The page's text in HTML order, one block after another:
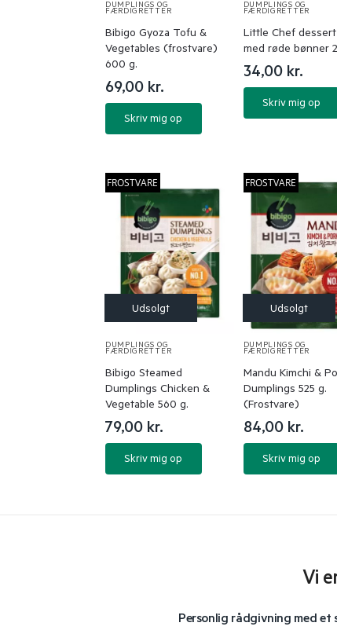
DUMPLINGS OG
FÆRDIGRETTER
Bibigo Gyoza Tofu &
Vegetables (frostvare)
600 g.
69,00 kr.
Skriv mig op
DUMPLINGS OG
FÆRDIGRETTER
Little Chef
med røde bønner
34,00 kr.
Skriv mig op
FROSTVARE
DUMPLINGS OG
FÆRDIGRETTER
Bibigo Steamed
Dumplings Chicken &
Vegetable 560 g.
79,00 kr.
Skriv mig op
FROSTVARE
DUMPLINGS OG
FÆRDIGRETTER
Mandu Kimchi &
Dumplings 525 g.
(Frostvare)
84,00 kr.
Skriv mig op
Vi
Personlig rådgivning med et